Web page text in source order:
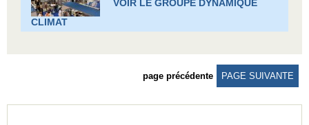
VOIR LE GROUPE DYNAMIQUE
CLIMAT
page précédente PAGE SUIVANTE